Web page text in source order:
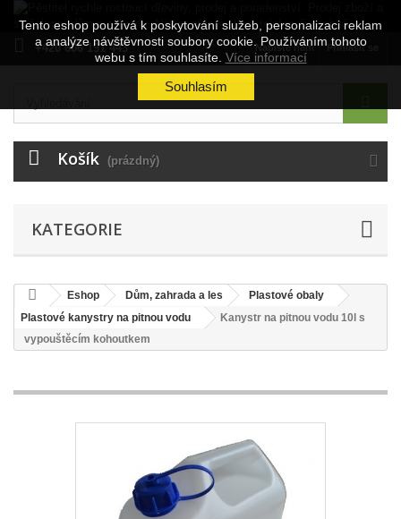
Přihlásit se
Napište nám
+420 606 191 443
Košík (prázdný)
KATEGORIE
Eshop Dům, zahrada a les
Plastové obaly
Plastové kanystry na pitnou vodu
Kanystr na pitnou vodu 10l s
vypouštěcím kohoutkem
Tento eshop používá k poskytování služeb, personalizaci reklam
a analýze návštěvnosti soubory cookie. Používáním tohoto
webu s tím souhlasíte. Více informací
Souhlasím